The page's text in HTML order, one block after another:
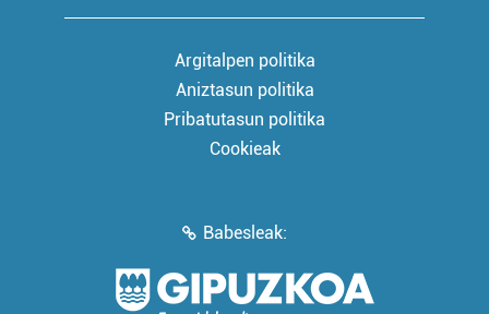
Argitalpen politika
Aniztasun politika
Pribatutasun politika
Cookieak
Babesleak: